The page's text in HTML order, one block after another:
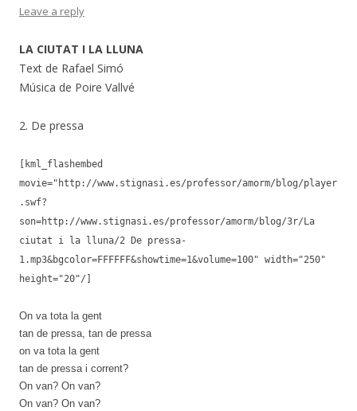
Leave a reply
LA CIUTAT I LA LLUNA
Text de Rafael Simó
Música de Poire Vallvé
2. De pressa
[kml_flashembed
movie="http://www.stignasi.es/professor/amorm/blog/player
.swf?
son=http://www.stignasi.es/professor/amorm/blog/3r/La
ciutat i la lluna/2 De pressa-
1.mp3&bgcolor=FFFFFF&showtime=1&volume=100" width="250"
height="20"/]
On va tota la gent
tan de pressa, tan de pressa
on va tota la gent
tan de pressa i corrent?
On van? On van?
On van? On van?